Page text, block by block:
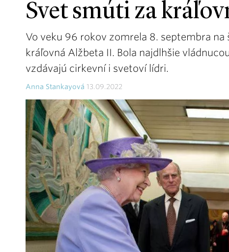
Svet smúti za
Vo veku 96 rokov zomrela 8. septembra
kráľovná Alžbeta II. Bola najdlhšie
vzdávajú cirkevní i svetoví lídri.
Anna Stankayová 13.09.2022